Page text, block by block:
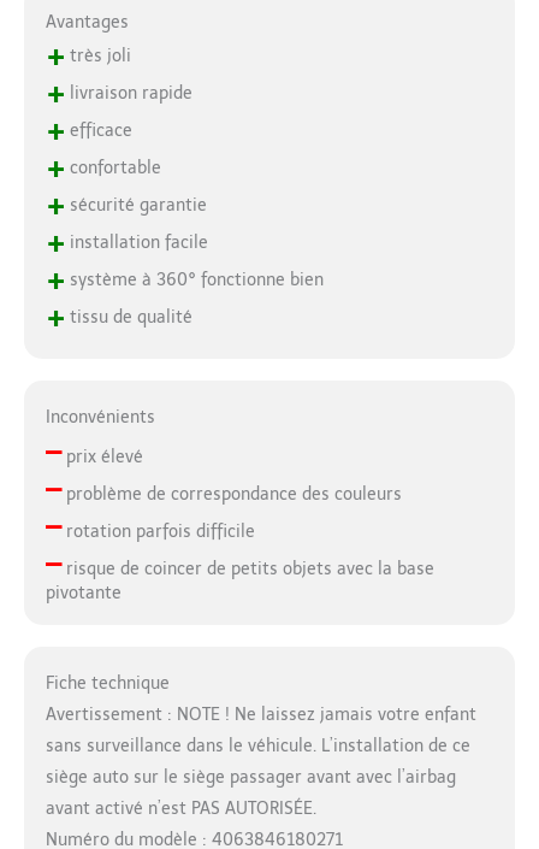
Avantages
+ très joli
+ livraison rapide
+ efficace
+ confortable
+ sécurité garantie
+ installation facile
+ système à 360° fonctionne bien
+ tissu de qualité
Inconvénients
–prix élevé
–problème de correspondance des couleurs
–rotation parfois difficile
–risque de coincer de petits objets avec la base
pivotante
Fiche technique
Avertissement : NOTE ! Ne laissez jamais votre enfant
sans surveillance dans le véhicule. L’installation de ce
siège auto sur le siège passager avant avec l’airbag
avant activé n’est PAS AUTORISÉE.
Numéro du modèle : 4063846180271